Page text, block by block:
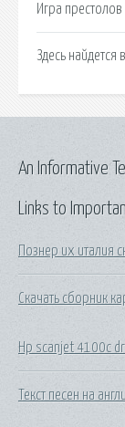
Игра
Здесь найдется
Links to
Познер их италия
Скачать сборник
Hp scanjet 4100c
Текст песен на
An Informative